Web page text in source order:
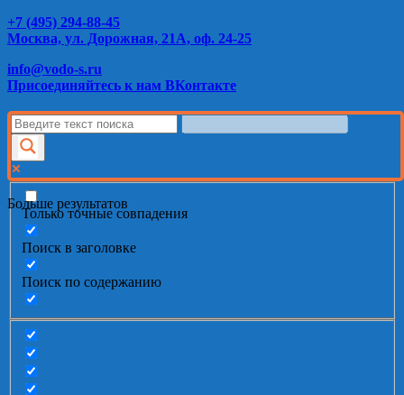
+7 (495) 294-88-45
Москва, ул. Дорожная, 21А, оф. 24-25
info@vodo-s.ru
Присоединяйтесь к нам ВКонтакте
Больше результатов
Только точные совпадения
Поиск в заголовке
Поиск по содержанию